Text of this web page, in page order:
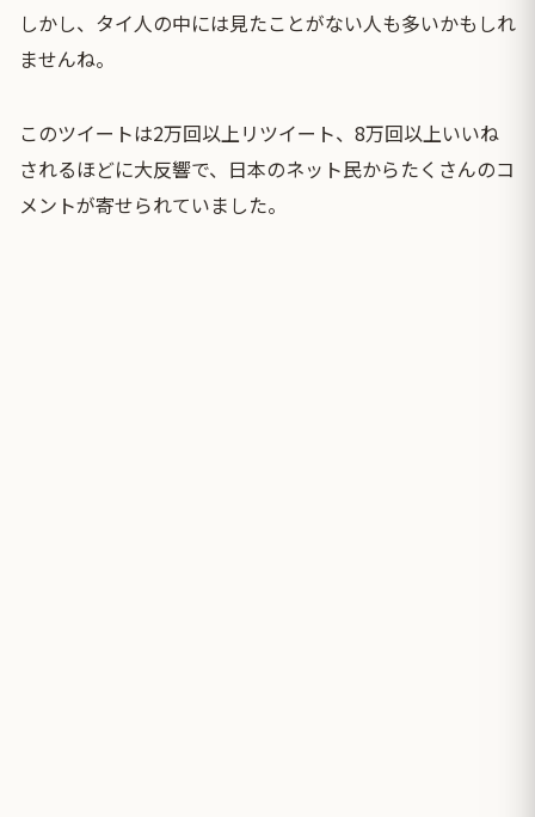
しかし、タイ人の中には見たことがない人も多いかもしれ
ませんね。
このツイートは2万回以上リツイート、8万回以上いいね
されるほどに大反響で、日本のネット民からたくさんのコ
メントが寄せられていました。